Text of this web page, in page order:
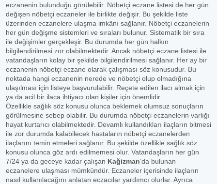
eczanenin bulunduğu görülebilir. Nöbetçi eczane listesi de her gün
değişen nöbetçi eczaneler ile birlikte değişir. Bu şekilde liste
üzerinden eczanelere ulaşma imkânı sağlanır. Nöbetçi eczanelerin
her gün değişme sistemleri ve sıraları bulunur. Sistematik bir sıra
ile değişimler gerçekleşir. Bu durumda her gün halkın
bilgilendirilmesi zor olabilmektedir. Ancak nöbetçi eczane listesi ile
vatandaşların kolay bir şekilde bilgilendirilmesi sağlanır. Her ay bir
eczanenin nöbetçi eczane olarak çalışması söz konusudur. Bu
noktada hangi eczanenin nerede ve nöbetçi olup olmadığına
ulaşılması için listeye başvurulabilir. Reçete edilen ilacı almak için
ya da acil bir ilaca ihtiyacı olan kişiler için önemlidir.
Özellikle sağlık söz konusu olunca beklemek olumsuz sonuçların
görülmesine sebep olabilir. Bu durumda nöbetçi eczanelerin varlığı
hayat kurtarıcı olabilmektedir. Devamlı kullandıkları ilaçların bitmesi
ile zor durumda kalabilecek hastaların nöbetçi eczanelerden
ilaçlarını temin etmeleri sağlanır. Bu şekilde özellikle sağlık söz
konusu olunca göz ardı edilmemesi olur. Vatandaşların her gün
7/24 ya da geceye kadar çalışan Kağizman’da bulunan
eczanelere ulaşması mümkündür. Eczaneler içerisinde ilaçların
nasıl kullanılacağını anlatan eczacılar yardımcı olurlar. Ayrıca